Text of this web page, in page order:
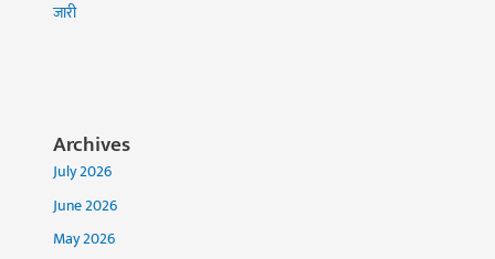
जारी
Archives
July 2026
June 2026
May 2026